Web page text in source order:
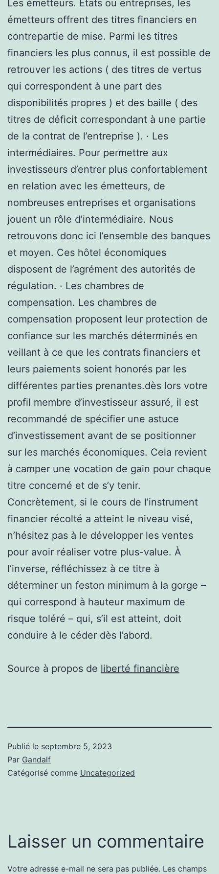
Les émetteurs. États ou entreprises, les
émetteurs offrent des titres financiers en
contrepartie de mise. Parmi les titres
financiers les plus connus, il est possible de
retrouver les actions ( des titres de vertus
qui correspondent à une part des
disponibilités propres ) et des baille ( des
titres de déficit correspondant à une partie
de la contrat de l’entreprise ). · Les
intermédiaires. Pour permettre aux
investisseurs d’entrer plus confortablement
en relation avec les émetteurs, de
nombreuses entreprises et organisations
jouent un rôle d’intermédiaire. Nous
retrouvons donc ici l’ensemble des banques
et moyen. Ces hôtel économiques
disposent de l’agrément des autorités de
régulation. · Les chambres de
compensation. Les chambres de
compensation proposent leur protection de
confiance sur les marchés déterminés en
veillant à ce que les contrats financiers et
leurs paiements soient honorés par les
différentes parties prenantes.dès lors votre
profil membre d’investisseur assuré, il est
recommandé de spécifier une astuce
d’investissement avant de se positionner
sur les marchés économiques. Cela revient
à camper une vocation de gain pour chaque
titre concerné et de s’y tenir.
Concrètement, si le cours de l’instrument
financier récolté a atteint le niveau visé,
n’hésitez pas à le développer les ventes
pour avoir réaliser votre plus-value. À
l’inverse, réfléchissez à ce titre à
déterminer un feston minimum à la gorge –
qui correspond à hauteur maximum de
risque toléré – qui, s’il est atteint, doit
conduire à le céder dès l’abord.
Source à propos de liberté financière
Publié le septembre 5, 2023
Par Gandalf
Catégorisé comme Uncategorized
Laisser un commentaire
Votre adresse e-mail ne sera pas publiée. Les champs